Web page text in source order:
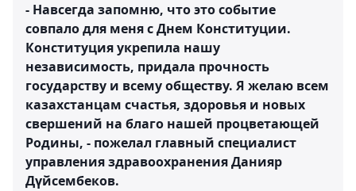
- Навсегда запомню, что это событие
совпало для меня с Днем Конституции.
Конституция укрепила нашу
независимость, придала прочность
государству и всему обществу. Я желаю всем
казахстанцам счастья, здоровья и новых
свершений на благо нашей процветающей
Родины, - пожелал главный специалист
управления здравоохранения Данияр
Дүйсембеков.